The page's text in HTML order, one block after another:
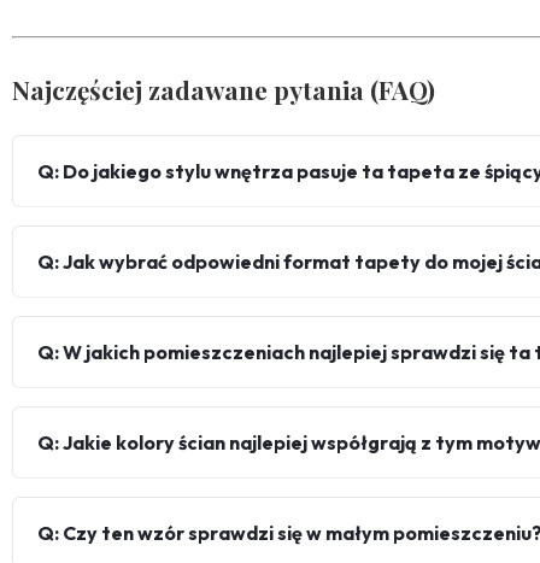
Najczęściej zadawane pytania (FAQ)
Q: Do jakiego stylu wnętrza pasuje ta tapeta ze
Q: Jak wybrać odpowiedni format tapety do mojej
Q: W jakich pomieszczeniach najlepiej sprawdzi się
Q: Jakie kolory ścian najlepiej współgrają z tym
Q: Czy ten wzór sprawdzi się w małym